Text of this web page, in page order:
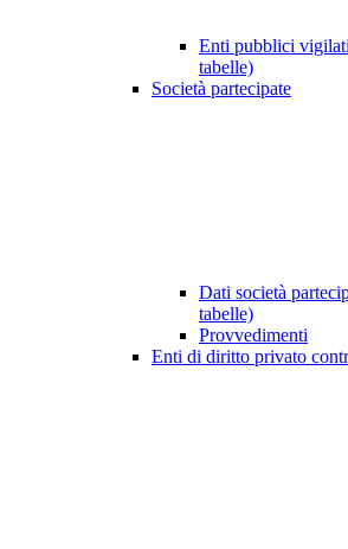
Enti pubblici
tabelle)
Società partecipate
Dati società
tabelle)
Provvedimenti
Enti di diritto privato